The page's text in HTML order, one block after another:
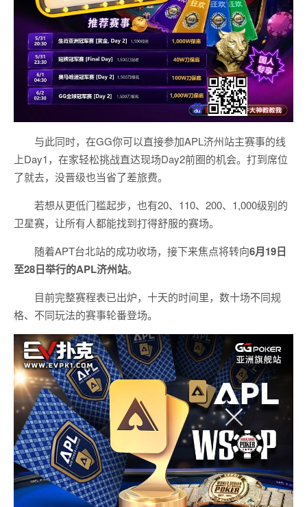
与此同时，在GG你可以直接参加APL济州站主赛事的线
上Day1，在家轻松挑战直达现场Day2前圈的机会。打到席位
了就去，没晋级也当省了差旅费。
若想从更低门槛起步，也有20、110、200、1,000级别的
卫星赛，让所有人都能找到打得舒服的赛场。
随着APT台北站的成功收场，接下来焦点将转向6月19日
至28日举行的APL济州站。
目前完整赛程表已出炉，十天的时间里，数十场不同规
格、不同玩法的赛事轮番登场。